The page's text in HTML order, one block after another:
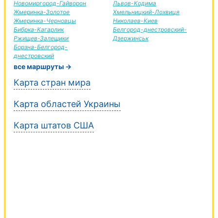
Новомиргород-Гайворон
Жмеринка-Золотое
Жмеринка-Черновцы
Бибрка-Кагарлик
Ржищев-Залещики
Борзна-Белгород-
днестровский
Львов-Кодима
Хмельницкий-Лохвиця
Николаев-Киев
Белгород-днестровский-
Дзержинськ
все маршруты →
Карта стран мира
Карта областей Украины
Карта штатов США